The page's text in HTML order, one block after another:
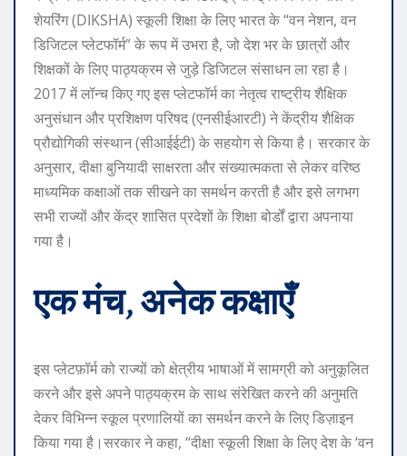
शेयरिंग (DIKSHA) स्कूली शिक्षा के लिए भारत के “वन नेशन, वन
डिजिटल प्लेटफॉर्म” के रूप में उभरा है, जो देश भर के छात्रों और
शिक्षकों के लिए पाठ्यक्रम से जुड़े डिजिटल संसाधन ला रहा है।
2017 में लॉन्च किए गए इस प्लेटफॉर्म का नेतृत्व राष्ट्रीय शैक्षिक
अनुसंधान और प्रशिक्षण परिषद (एनसीईआरटी) ने केंद्रीय शैक्षिक
प्रौद्योगिकी संस्थान (सीआईईटी) के सहयोग से किया है। सरकार के
अनुसार, दीक्षा बुनियादी साक्षरता और संख्यात्मकता से लेकर वरिष्ठ
माध्यमिक कक्षाओं तक सीखने का समर्थन करती है और इसे लगभग
सभी राज्यों और केंद्र शासित प्रदेशों के शिक्षा बोर्डों द्वारा अपनाया
गया है।
एक मंच, अनेक कक्षाएँ
इस प्लेटफ़ॉर्म को राज्यों को क्षेत्रीय भाषाओं में सामग्री को अनुकूलित
करने और इसे अपने पाठ्यक्रम के साथ संरेखित करने की अनुमति
देकर विभिन्न स्कूल प्रणालियों का समर्थन करने के लिए डिज़ाइन
किया गया है।सरकार ने कहा, “दीक्षा स्कूली शिक्षा के लिए देश के ‘वन